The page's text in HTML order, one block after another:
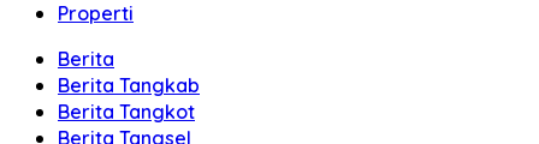
Properti
Berita
Berita Tangkab
Berita Tangkot
Berita Tangsel